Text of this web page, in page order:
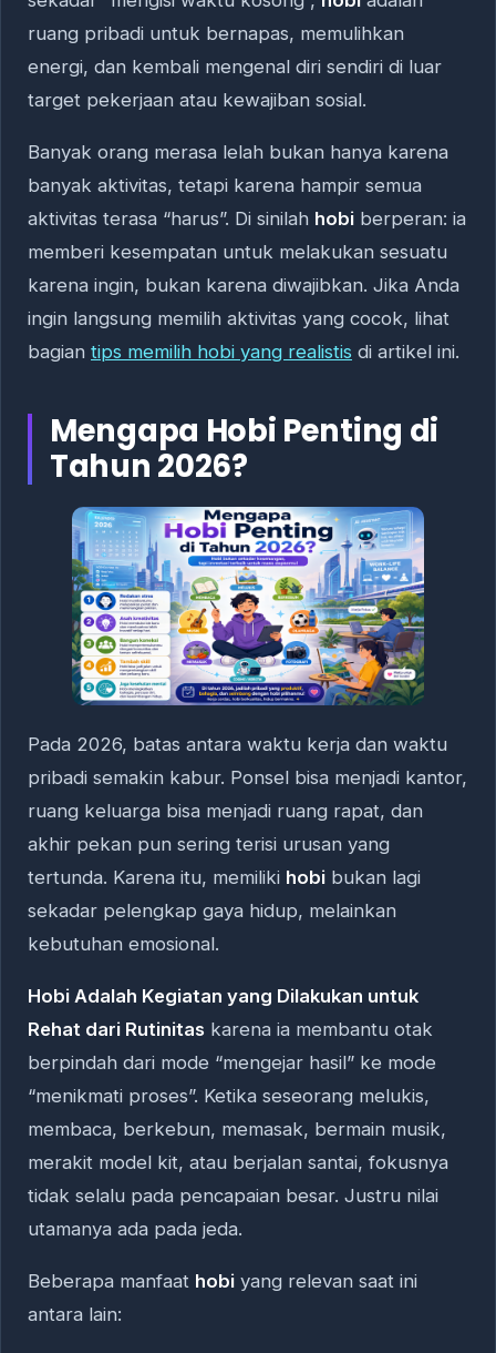
ruang pribadi untuk bernapas, memulihkan
energi, dan kembali mengenal diri sendiri di luar
target pekerjaan atau kewajiban sosial.
Banyak orang merasa lelah bukan hanya karena
banyak aktivitas, tetapi karena hampir semua
aktivitas terasa “harus”. Di sinilah hobi berperan: ia
memberi kesempatan untuk melakukan sesuatu
karena ingin, bukan karena diwajibkan. Jika Anda
ingin langsung memilih aktivitas yang cocok, lihat
bagian tips memilih hobi yang realistis di artikel ini.
Mengapa Hobi Penting di
Tahun 2026?
Pada 2026, batas antara waktu kerja dan waktu
pribadi semakin kabur. Ponsel bisa menjadi kantor,
ruang keluarga bisa menjadi ruang rapat, dan
akhir pekan pun sering terisi urusan yang
tertunda. Karena itu, memiliki hobi bukan lagi
sekadar pelengkap gaya hidup, melainkan
kebutuhan emosional.
Hobi Adalah Kegiatan yang Dilakukan untuk
Rehat dari Rutinitas karena ia membantu otak
berpindah dari mode “mengejar hasil” ke mode
“menikmati proses”. Ketika seseorang melukis,
membaca, berkebun, memasak, bermain musik,
merakit model kit, atau berjalan santai, fokusnya
tidak selalu pada pencapaian besar. Justru nilai
utamanya ada pada jeda.
Beberapa manfaat hobi yang relevan saat ini
antara lain: